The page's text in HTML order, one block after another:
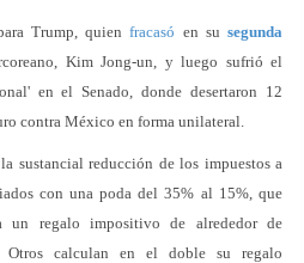
Trump, quienfracasó en susegunda
Kim Jong-un, y luego sufrió el
en el Senado, donde desertaron 12
contra México en forma unilateral.
sustancial reducción de los impuestos a
con una poda del 35% al 15%, que
un regalo impositivo de alrededor de
Otros calculan en el doble su regalo